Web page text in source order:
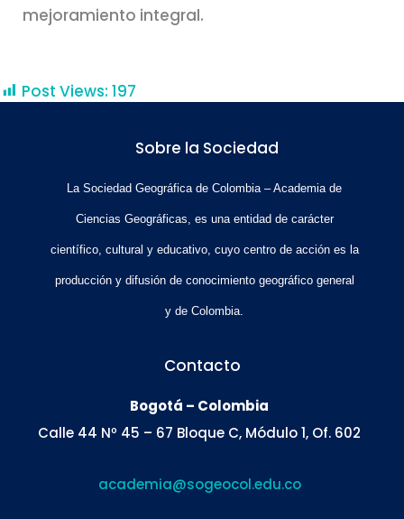
mejoramiento integral.
Post Views: 197
Sobre la Sociedad
La Sociedad Geográfica de Colombia – Academia de
Ciencias Geográficas, es una entidad de carácter
científico, cultural y educativo, cuyo centro de acción es la
producción y difusión de conocimiento geográfico general
y de Colombia.
Contacto
Bogotá – Colombia
Calle 44 Nº 45 – 67 Bloque C, Módulo 1, Of. 602
academia@sogeocol.edu.co